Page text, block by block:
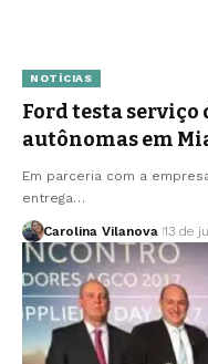
NOTÍCIAS
Ford testa serviço
autônomas em
Em parceria com a
entrega…
Carolina Vilanova 13 de